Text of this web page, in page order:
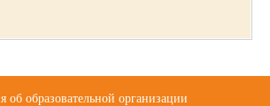
об образовательной организации